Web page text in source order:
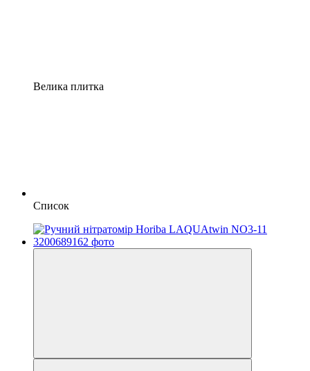
Велика плитка
Список